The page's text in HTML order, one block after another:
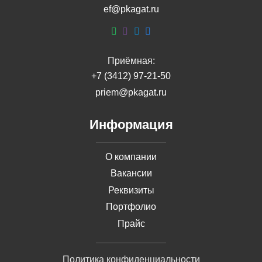
ef@pkagat.ru
Приёмная:
+7 (3412) 97-21-50
priem@pkagat.ru
Информация
О компании
Вакансии
Реквизиты
Портфолио
Прайс
Политика конфиденциальности